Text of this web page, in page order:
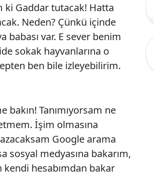
ki Gaddar tutacak! Hatta
Neden? Çünkü içinde
babası var. E sever benim
sokak hayvanlarına o
ben bile izleyebilirim.
Tanımıyorsam ne
İşim olmasına
Google arama
sosyal medyasına bakarım,
hesabımdan bakar